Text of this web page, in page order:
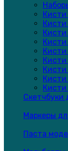
Кисти
Кисти
Кисти
Кисти
Кисти
Кисти
Кисти
Скетчбуки
Маркеры
Паста